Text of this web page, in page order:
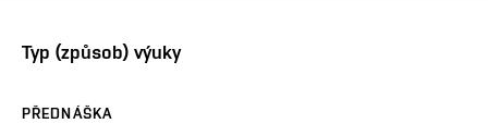
Typ (způsob) výuky
PŘEDNÁŠKA